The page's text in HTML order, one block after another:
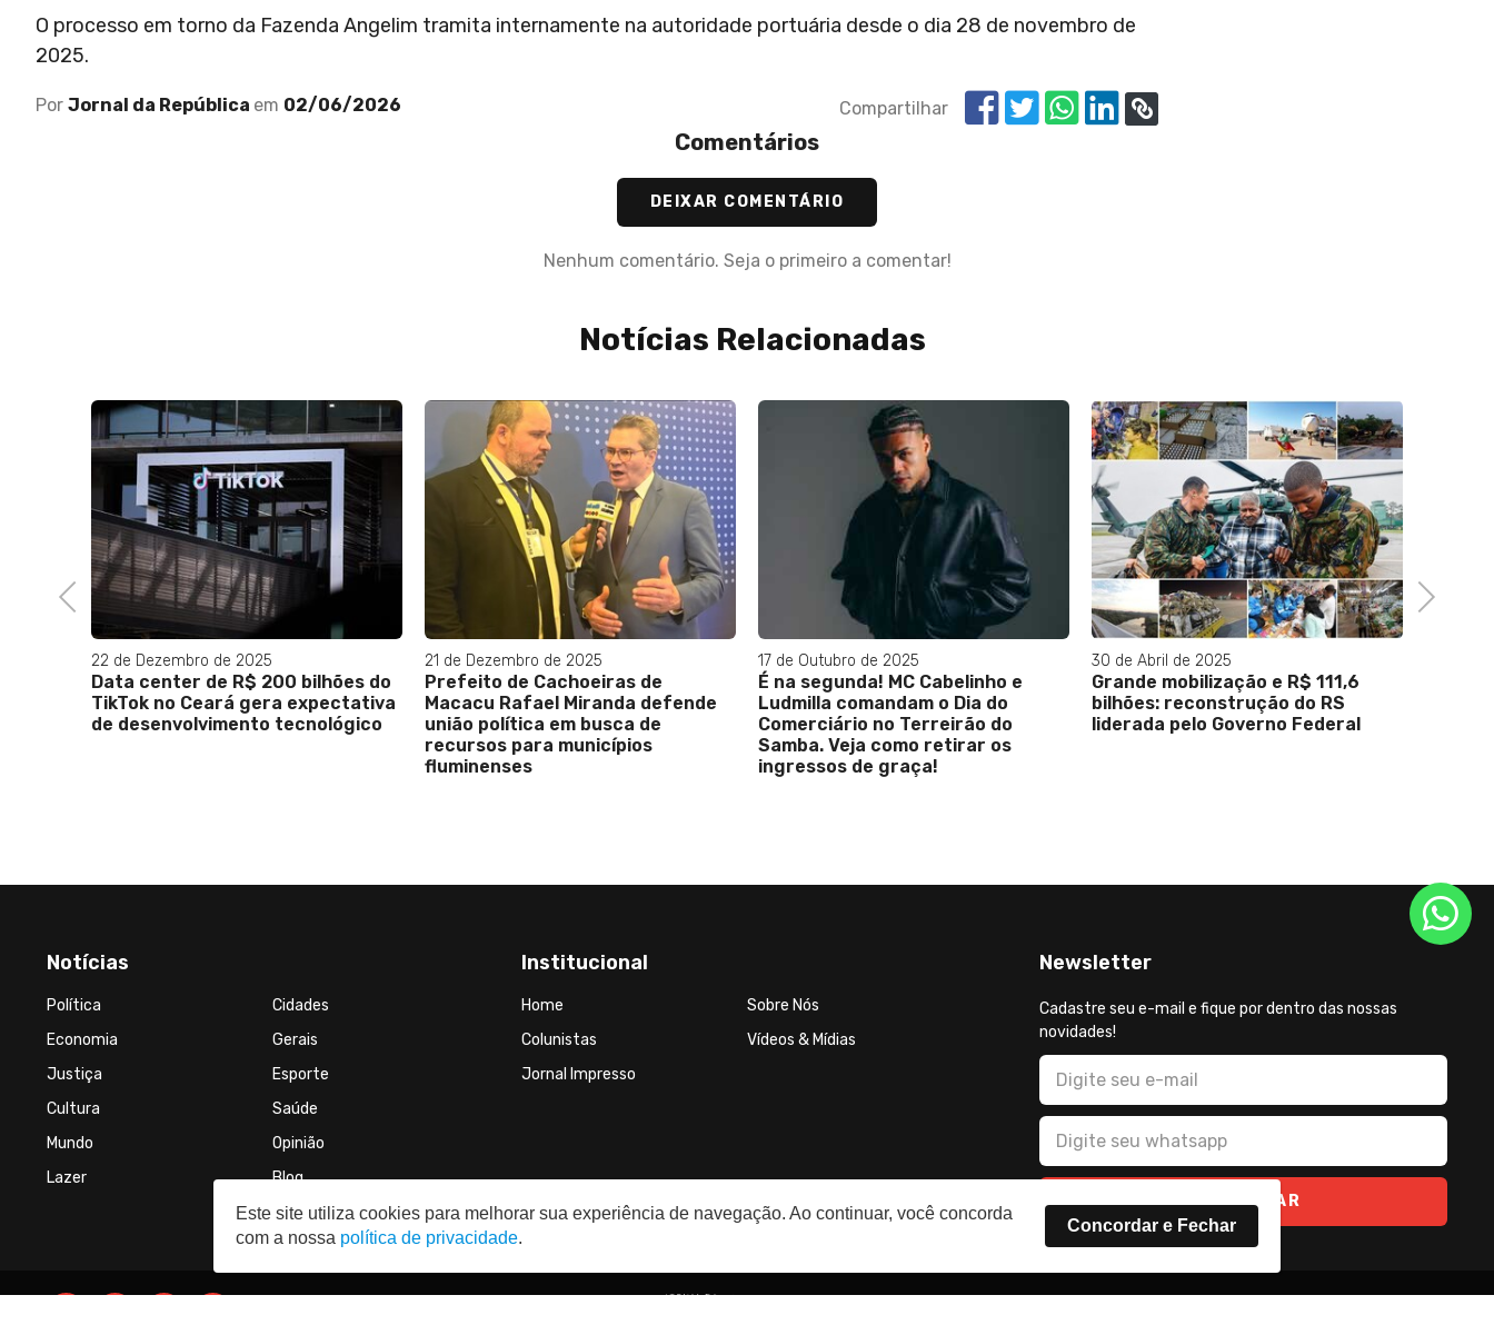
O processo em torno da Fazenda Angelim tramita internamente na autoridade portuária desde o dia 28 de novembro de
2025.
Por Jornal da República em 02/06/2026 Compartilhar
Comentários
DEIXAR COMENTÁRIO
Nenhum comentário. Seja o primeiro a comentar!
Notícias Relacionadas
Previous
22 de Dezembro de 2025
Data center de R$ 200 bilhões do
TikTok no Ceará gera expectativa
de desenvolvimento tecnológico
21 de Dezembro de 2025
Prefeito de Cachoeiras de
Macacu Rafael Miranda defende
união política em busca de
recursos para municípios
fluminenses
17 de Outubro de 2025
É na segunda! MC Cabelinho e
Ludmilla comandam o Dia do
Comerciário no Terreirão do
Samba. Veja como retirar os
ingressos de graça!
30 de Abril de 2025
Grande mobilização e R$ 111,6
bilhões: reconstrução do RS
liderada pelo Governo Federal
Next
Notícias
Política
Cidades
Economia
Gerais
Justiça
Esporte
Cultura
Saúde
Mundo
Opinião
Lazer
Blog
Institucional
Home
Sobre Nós
Colunistas
Vídeos & Mídias
Jornal Impresso
Newsletter
Cadastre seu e-mail e fique por dentro das nossas
novidades!
CADASTRAR
Este site utiliza cookies para melhorar sua experiência de navegação. Ao continuar, você concorda
com a nossa política de privacidade.
Concordar e Fechar